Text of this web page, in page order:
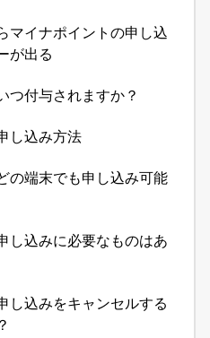
マイナポイントの申し込
が出る
つ付与されますか？
し込み方法
の端末でも申し込み可能
し込みに必要なものはあ
し込みをキャンセルする